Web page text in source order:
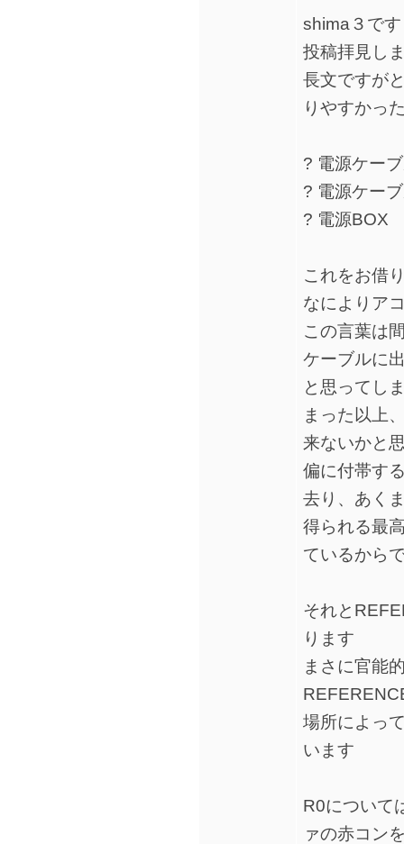
shima３です
投稿拝見し
長文ですが
りやすかっ
? 電源ケー
? 電源ケー
? 電源BOX
これをお借
なによりア
この言葉は
ケーブルに
と思ってし
まった以上
来ないかと
偏に付帯す
去り、あく
得られる最
ているから
それと
ります
まさに官能
場所によっ
います
R0について
ァの赤コン